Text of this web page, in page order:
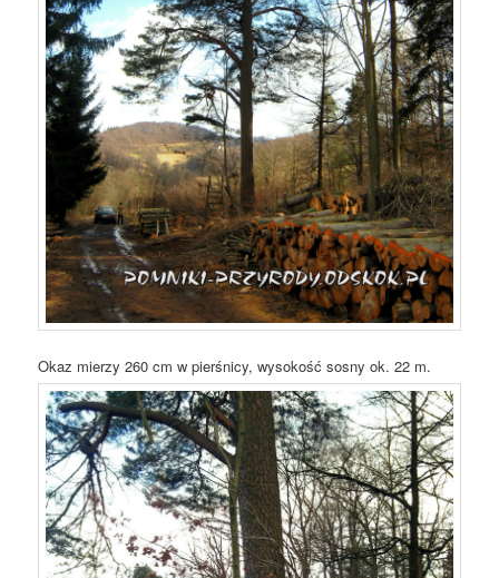
Okaz mierzy 260 cm w pierśnicy, wysokość sosny ok. 22 m.